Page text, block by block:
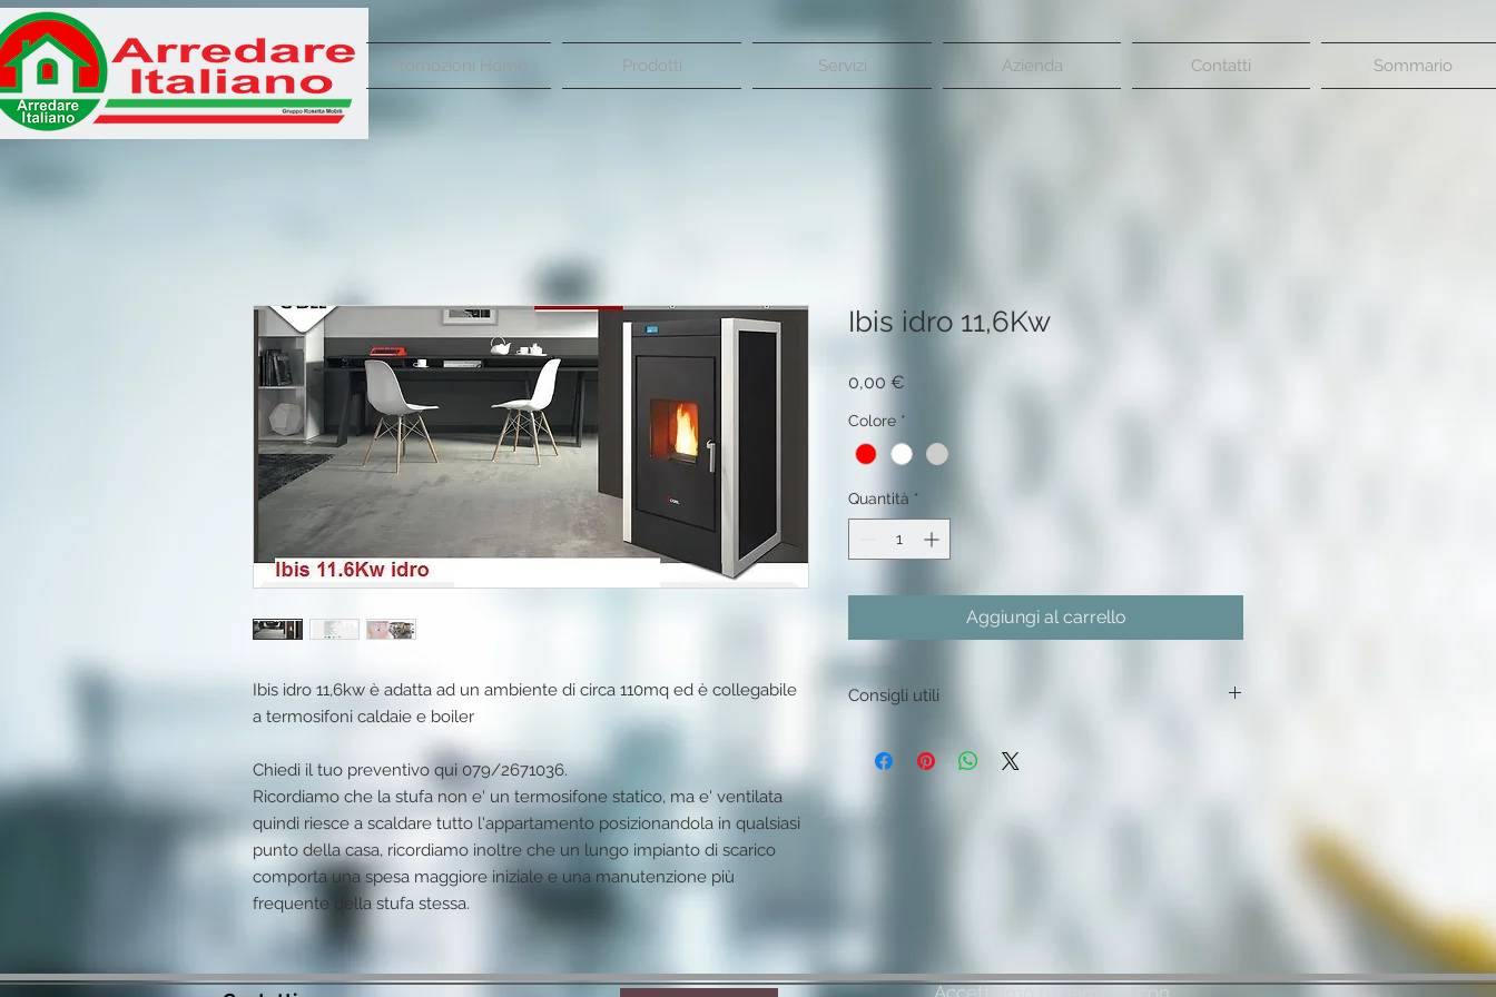
Promozioni Home Prodotti Servizi Azienda Contatti Sommario
Ibis idro 11,6kw è adatta ad un ambiente di circa 110mq ed è collegabile
a termosifoni caldaie e boiler
Chiedi il tuo preventivo qui 079/2671036.
Ricordiamo che la stufa non e' un termosifone statico, ma e' ventilata
quindi riesce a scaldare tutto l'appartamento posizionandola in qualsiasi
punto della casa, ricordiamo inoltre che un lungo impianto di scarico
comporta una spesa maggiore iniziale e una manutenzione più
frequente della stufa stessa.
Ibis idro 11,6Kw
0,00 €
Colore *
Quantità *
Aggiungi al carrello
Consigli utili
considerando la classe energetica dell'appartamento
Accettiamo pagamenti con